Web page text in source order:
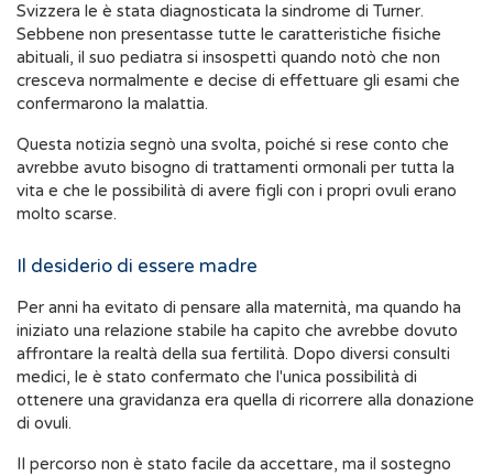
Svizzera le è stata diagnosticata la sindrome di Turner.
Sebbene non presentasse tutte le caratteristiche fisiche
abituali, il suo pediatra si insospettì quando notò che non
cresceva normalmente e decise di effettuare gli esami che
confermarono la malattia.
Questa notizia segnò una svolta, poiché si rese conto che
avrebbe avuto bisogno di trattamenti ormonali per tutta la
vita e che le possibilità di avere figli con i propri ovuli erano
molto scarse.
Il desiderio di essere madre
Per anni ha evitato di pensare alla maternità, ma quando ha
iniziato una relazione stabile ha capito che avrebbe dovuto
affrontare la realtà della sua fertilità. Dopo diversi consulti
medici, le è stato confermato che l'unica possibilità di
ottenere una gravidanza era quella di ricorrere alla donazione
di ovuli.
Il percorso non è stato facile da accettare, ma il sostegno